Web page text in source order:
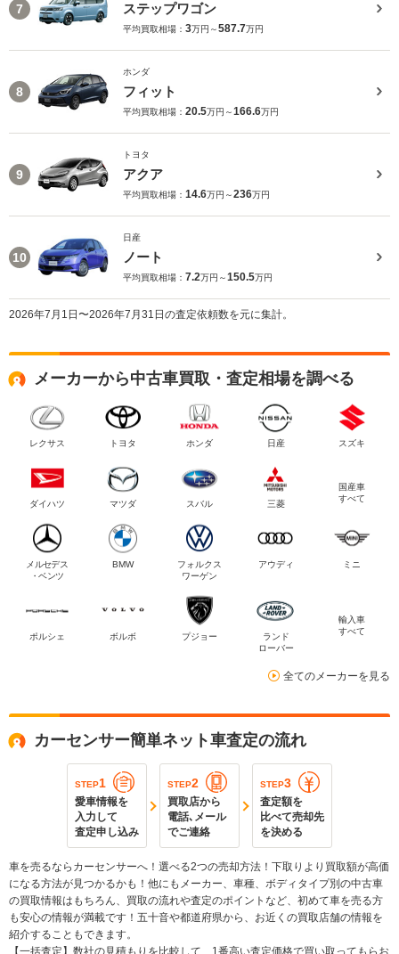
7 ステップワゴン
平均買取相場： 3万円～587.7万円
8
ホンダ
フィット
平均買取相場： 20.5万円～166.6万円
9
トヨタ
アクア
平均買取相場： 14.6万円～236万円
10
日産
ノート
平均買取相場： 7.2万円～150.5万円
2026年7月1日〜2026年7月31日の査定依頼数を元に集計。
メーカーから中古車買取・査定相場を調べる
レクサス トヨタ ホンダ 日産 スズキ
ダイハツ マツダ スバル 三菱
国産車
すべて
メルセデス
・ベンツ
BMW
フォルクス
ワーゲン
アウディ ミニ
ポルシェ ボルボ プジョー
ランド
ローバー
輸入車
すべて
全てのメーカーを見る
カーセンサー簡単ネット車査定の流れ
STEP1
愛車情報を
入力して
査定申し込み
STEP2
買取店から
電話､メール
でご連絡
STEP3
査定額を
比べて売却先
を決める
車を売るならカーセンサーへ！選べる2つの売却方法！下取りより買取額が高価
になる方法が見つかるかも！他にもメーカー、車種、ボディタイプ別の中古車
の買取情報はもちろん、買取の流れや査定のポイントなど、初めて車を売る方
も安心の情報が満載です！五十音や都道府県から、お近くの買取店舗の情報を
紹介することもできます。
【一括査定】数社の見積もりを比較して、1番高い査定価格で買い取ってもらお